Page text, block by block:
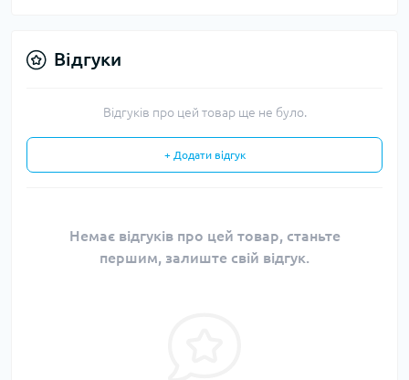
Відгуки
Відгуків про цей товар ще не було.
+ Додати відгук
Немає відгуків про цей товар, станьте
першим, залиште свій відгук.